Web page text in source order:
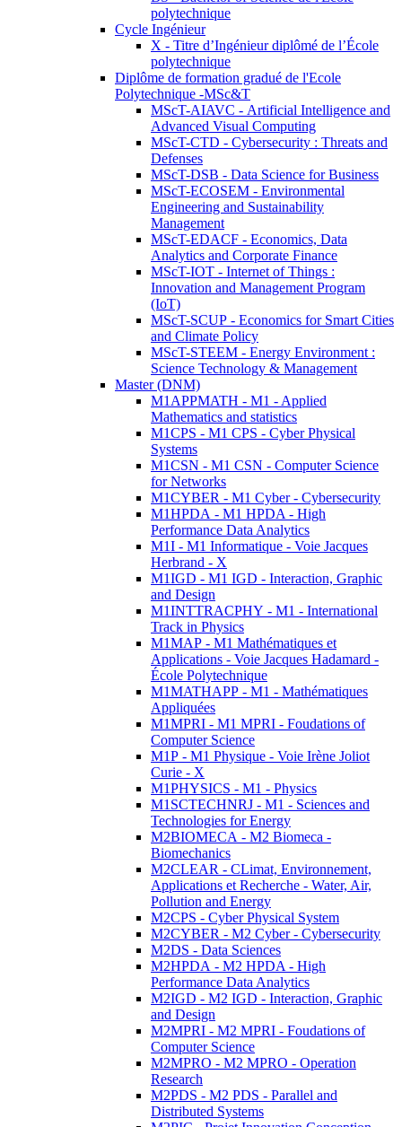
polytechnique
Cycle Ingénieur
X - Titre d’Ingénieur diplômé de l’École
polytechnique
Diplôme de formation gradué de l'Ecole
Polytechnique -MSc&T
MScT-AIAVC - Artificial Intelligence and
Advanced Visual Computing
MScT-CTD - Cybersecurity : Threats and
Defenses
MScT-DSB - Data Science for Business
MScT-ECOSEM - Environmental
Engineering and Sustainability
Management
MScT-EDACF - Economics, Data
Analytics and Corporate Finance
MScT-IOT - Internet of Things :
Innovation and Management Program
(IoT)
MScT-SCUP - Economics for Smart Cities
and Climate Policy
MScT-STEEM - Energy Environment :
Science Technology & Management
Master (DNM)
M1APPMATH - M1 - Applied
Mathematics and statistics
M1CPS - M1 CPS - Cyber Physical
Systems
M1CSN - M1 CSN - Computer Science
for Networks
M1CYBER - M1 Cyber - Cybersecurity
M1HPDA - M1 HPDA - High
Performance Data Analytics
M1I - M1 Informatique - Voie Jacques
Herbrand - X
M1IGD - M1 IGD - Interaction, Graphic
and Design
M1INTTRACPHY - M1 - International
Track in Physics
M1MAP - M1 Mathématiques et
Applications - Voie Jacques Hadamard -
École Polytechnique
M1MATHAPP - M1 - Mathématiques
Appliquées
M1MPRI - M1 MPRI - Foudations of
Computer Science
M1P - M1 Physique - Voie Irène Joliot
Curie - X
M1PHYSICS - M1 - Physics
M1SCTECHNRJ - M1 - Sciences and
Technologies for Energy
M2BIOMECA - M2 Biomeca -
Biomechanics
M2CLEAR - CLimat, Environnement,
Applications et Recherche - Water, Air,
Pollution and Energy
M2CPS - Cyber Physical System
M2CYBER - M2 Cyber - Cybersecurity
M2DS - Data Sciences
M2HPDA - M2 HPDA - High
Performance Data Analytics
M2IGD - M2 IGD - Interaction, Graphic
and Design
M2MPRI - M2 MPRI - Foudations of
Computer Science
M2MPRO - M2 MPRO - Operation
Research
M2PDS - M2 PDS - Parallel and
Distributed Systems